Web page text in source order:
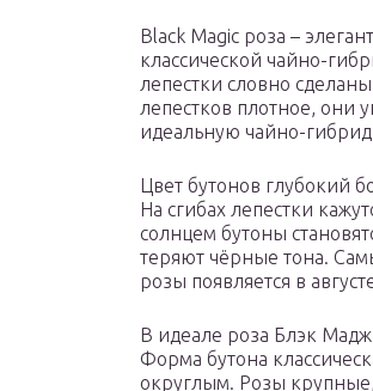
Black Magic роза –
классической чайно-
лепестки словно
лепестков плотное, они
идеальную чайно-
Цвет бутонов глубокий
На сгибах лепестки
солнцем бутоны
теряют чёрные тона.
розы появляется в
В идеале роза Блэк
Форма бутона
округлым. Розы